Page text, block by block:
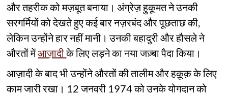
और तहरीक को मज़बूत बनाया। अंग्रेज़ हुकूमत ने उनकी
सरगर्मियों को देखते हुए कई बार नज़रबंद और पूछताछ की,
लेकिन उन्होंने हार नहीं मानी। उनकी बहादुरी और हौसले ने
औरतों मेंआज़ादीके लिए लड़ने का नया जज़्बा पैदा किया।
आज़ादी के बाद भी उन्होंने औरतों की तालीम और हक़ूक़ के लिए
काम जारी रखा। 12 जनवरी 1974 को उनके योगदान को